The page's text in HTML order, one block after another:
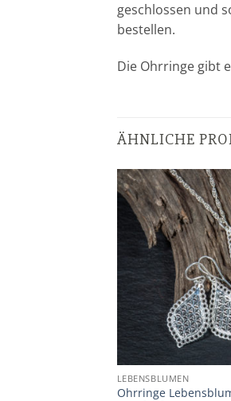
geschlossen und
bestellen.
Die Ohrringe gibt
ÄHNLICHE
LEBENSBLUMEN
Ohrringe